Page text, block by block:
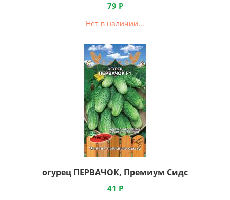
79 Р
Нет в наличии...
огурец ПЕРВАЧОК, Премиум Сидс
41 Р